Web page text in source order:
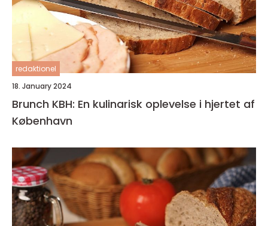
redaktionel
18. January 2024
Brunch KBH: En kulinarisk oplevelse i hjertet af
København